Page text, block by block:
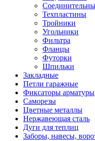
Техпластины
Тройники
Угольники
Фильтра
Фланцы
Футорки
Шпильки
Закладные
Петли гаражные
Фиксаторы арматуры
Саморезы
Цветные металлы
Нержавеющая сталь
Дуги для теплиц
Заборы, навесы,